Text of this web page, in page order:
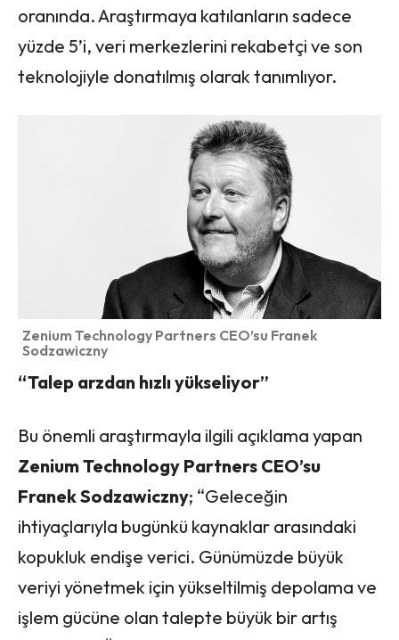
oranında. Araştırmaya katılanların sadece
yüzde 5’i, veri merkezlerini rekabetçi ve son
teknolojiyle donatılmış olarak tanımlıyor.
Zenium Technology Partners CEO’su Franek
Sodzawiczny
“Talep arzdan hızlı yükseliyor”
Bu önemli araştırmayla ilgili açıklama yapan
Zenium Technology Partners CEO’su
Franek Sodzawiczny; “Geleceğin
ihtiyaçlarıyla bugünkü kaynaklar arasındaki
kopukluk endişe verici. Günümüzde büyük
veriyi yönetmek için yükseltilmiş depolama ve
işlem gücüne olan talepte büyük bir artış